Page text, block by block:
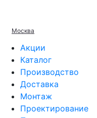
Москва
Акции
Каталог
Производство
Доставка
Монтаж
Проектирование